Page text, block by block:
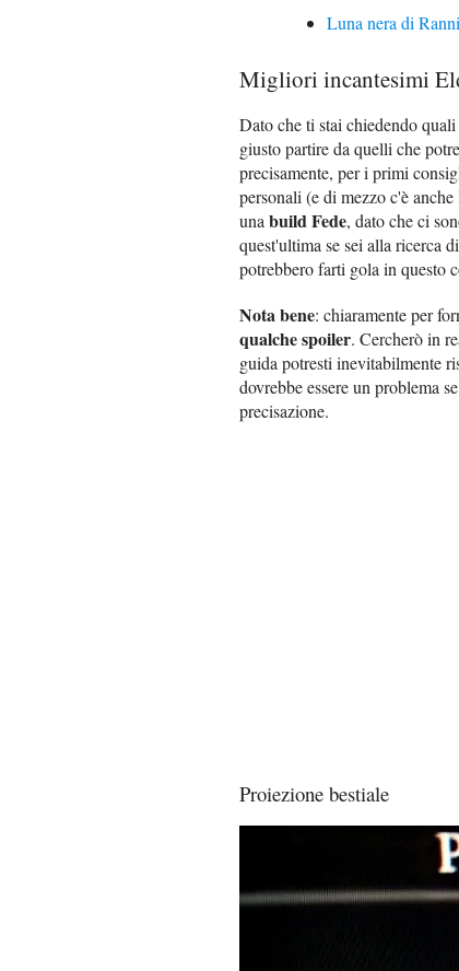
Luna nera di Ranni
Migliori incantesimi
Dato che ti stai chiedendo
giusto partire da quelli che
precisamente, per i primi
personali (e di mezzo c'è
una build Fede, dato che ci
quest'ultima se sei alla ricerca
potrebbero farti gola in questo
Nota bene: chiaramente per
qualche spoiler. Cercherò in
guida potresti inevitabilmente
dovrebbe essere un problema
precisazione.
Proiezione bestiale